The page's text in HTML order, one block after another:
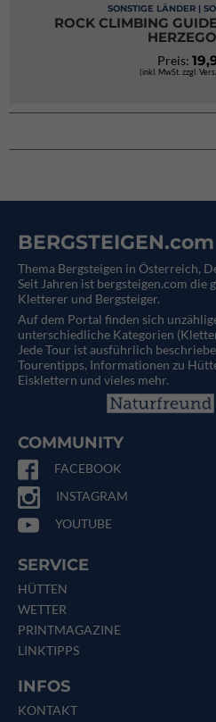
SONSTIGE LÄNDER |
ROCK CLIMBING
Preis:
(inkl. MwSt. zzgl.
BERGSTEIGEN.com
Thema Bergsteigen in Österreich,
Seit Jahren ist bergsteigen.com
Kletterer und Bergsteiger.
Auf dem Portal finden sich
unterschiedliche Kategorien
Jede Tour ist ausführlich
Tourentipps, Informationen zu
Eisklettern und vieles mehr.
COMMUNITY
FACEBOOK
INSTAGRAM
YOUTUBE
SERVICE
HÜTTEN
WETTER
PRINTMAGAZINE
LINKTIPPS
INFOS
KONTAKT